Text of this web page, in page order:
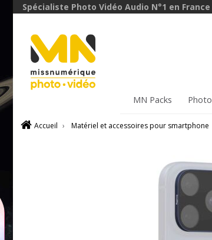
Spécialiste Photo Vidéo Audio N°1 en France
MN Packs Photo
Accueil › Matériel et accessoires pour smartphone